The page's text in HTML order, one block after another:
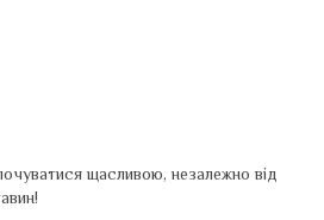
щасливою, незалежно від